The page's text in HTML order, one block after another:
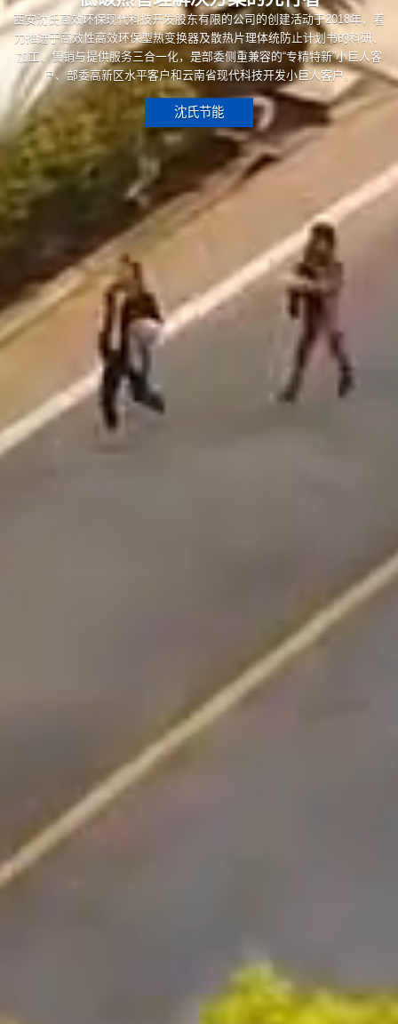
西安沈氏高效环保现代科技开发股东有限的公司的创建活动于2018年，着
力推进于高效性高效环保型热变换器及散热片理体统防止计划书的科研、
加工、售销与提供服务三合一化，是部委侧重兼容的“专精特新”小巨人客
户、部委高新区水平客户和云南省现代科技开发小巨人客户。
沈氏节能